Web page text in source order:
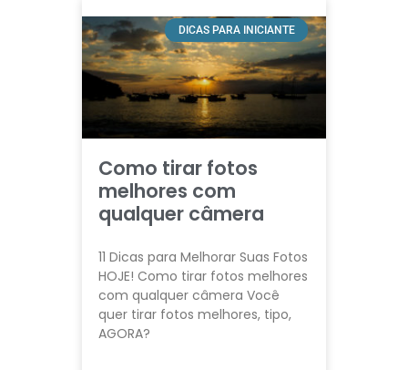
DICAS PARA INICIANTE
Como tirar fotos
melhores com
qualquer câmera
11 Dicas para Melhorar Suas Fotos
HOJE! Como tirar fotos melhores
com qualquer câmera Você
quer tirar fotos melhores, tipo,
AGORA?